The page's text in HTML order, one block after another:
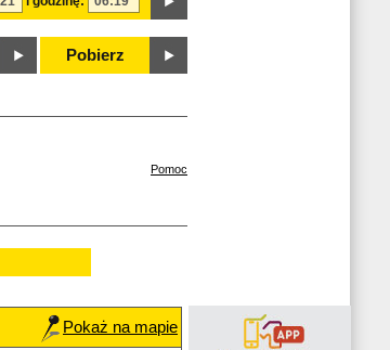
Pobierz
Pomoc
Pokaż na mapie